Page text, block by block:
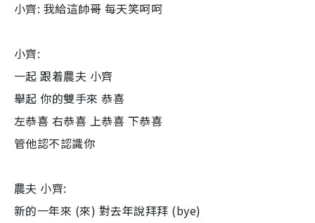
小齊: 我給這帥哥 每天笑呵呵
小齊:
一起 跟着農夫 小齊
舉起 你的雙手來 恭喜
左恭喜 右恭喜 上恭喜 下恭喜
管他認不認識你
農夫 小齊:
新的一年來 (來) 對去年說拜拜 (bye)